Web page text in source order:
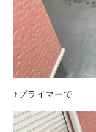
↑プライマーで